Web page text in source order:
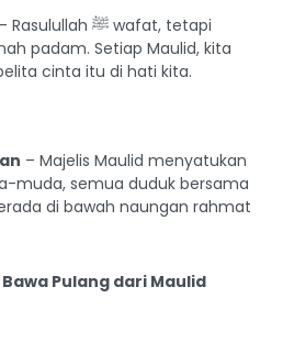
– Rasulullah ﷺ wafat, tetapi
padam. Setiap Maulid, kita
cinta itu di hati kita.
– Majelis Maulid menyatukan
muda, semua duduk bersama
di bawah naungan rahmat
Pulang dari Maulid